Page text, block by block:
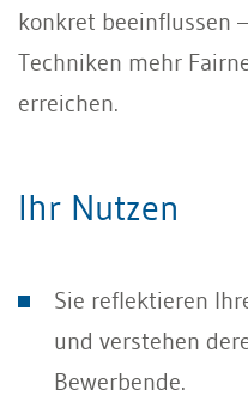
konkret beeinflussen
Techniken mehr
erreichen.
Ihr Nutzen
Sie reflektieren
und verstehen
Bewerbende.